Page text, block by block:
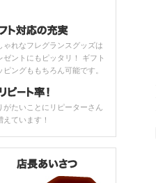
ゃれなフレグランスグッズは
ゼントにもピッタリ！ ギフト
ピングももちろん可能です。
がたいことにリピーターさん
えています！